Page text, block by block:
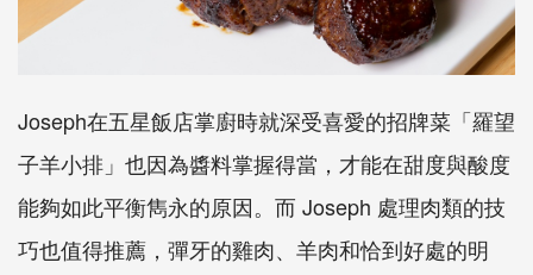
Joseph在五星飯店掌廚時就深受喜愛的招牌菜「羅望
子羊小排」也因為醬料掌握得當，才能在甜度與酸度
能夠如此平衡雋永的原因。而 Joseph 處理肉類的技
巧也值得推薦，彈牙的雞肉、羊肉和恰到好處的明